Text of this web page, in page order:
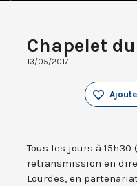
Chapelet
13/05/2017
Tous les jours à
retransmission en
Lourdes, en